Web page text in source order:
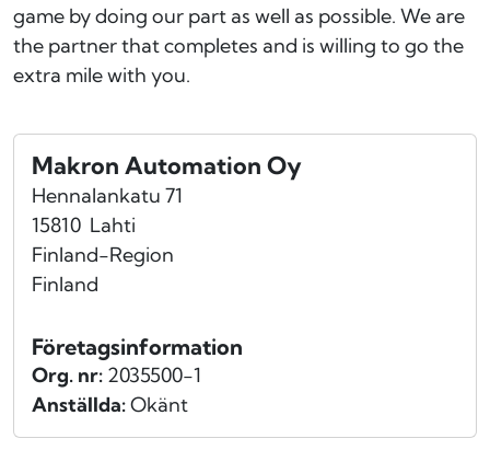
game by doing our part as well as possible. We are
the partner that completes and is willing to go the
extra mile with you.
Makron Automation Oy
Hennalankatu 71
15810 Lahti
Finland-Region
Finland
Företagsinformation
Org. nr: 2035500-1
Anställda:Okänt